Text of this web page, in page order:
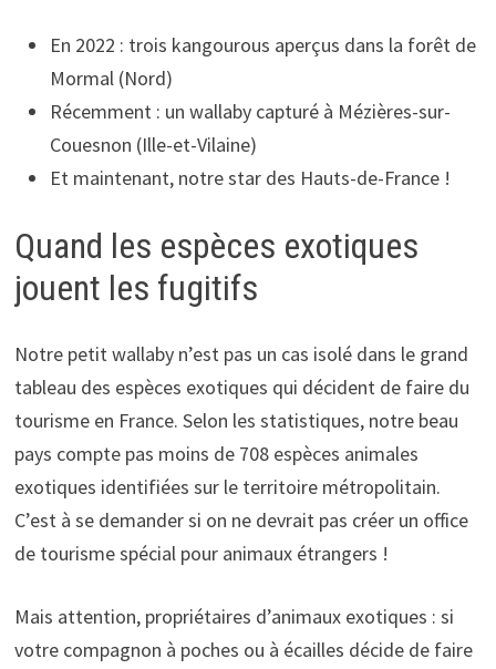
En 2022 : trois kangourous aperçus dans la forêt de
Mormal (Nord)
Récemment : un wallaby capturé à Mézières-sur-
Couesnon (Ille-et-Vilaine)
Et maintenant, notre star des Hauts-de-France !
Quand les espèces exotiques
jouent les fugitifs
Notre petit wallaby n’est pas un cas isolé dans le grand
tableau des espèces exotiques qui décident de faire du
tourisme en France. Selon les statistiques, notre beau
pays compte pas moins de 708 espèces animales
exotiques identifiées sur le territoire métropolitain.
C’est à se demander si on ne devrait pas créer un office
de tourisme spécial pour animaux étrangers !
Mais attention, propriétaires d’animaux exotiques : si
votre compagnon à poches ou à écailles décide de faire